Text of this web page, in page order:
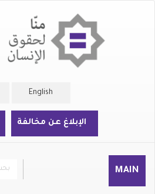
English
الإبلاغ عن مخالفة
MAIN